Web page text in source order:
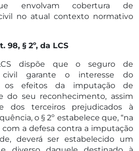
envolvam cobertura de
no atual contexto normativo
98, § 2º, da LCS
dispõe que o seguro de
civil garante o interesse do
os efeitos da imputação de
do seu reconhecimento, assim
dos terceiros prejudicados à
o § 2º estabelece que, “na
a defesa contra a imputação
deverá ser estabelecido um